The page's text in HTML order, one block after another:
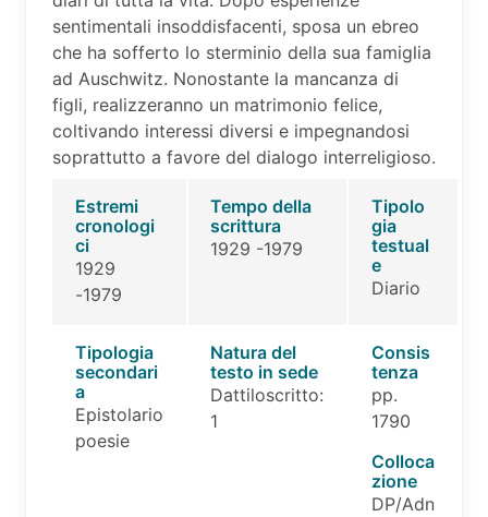
sentimentali insoddisfacenti, sposa un ebreo
che ha sofferto lo sterminio della sua famiglia
ad Auschwitz. Nonostante la mancanza di
figli, realizzeranno un matrimonio felice,
coltivando interessi diversi e impegnandosi
soprattutto a favore del dialogo interreligioso.
Estremi
cronologi
ci
1929
-1979
Tempo della
scrittura
1929 -1979
Tipolo
gia
testual
e
Diario
Tipologia
secondari
a
Epistolario
poesie
Natura del
testo in sede
Dattiloscritto:
1
Consis
tenza
pp.
1790
Colloca
zione
DP/Adn